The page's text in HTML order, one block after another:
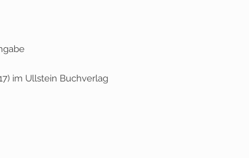
im Ullstein Buchverlag